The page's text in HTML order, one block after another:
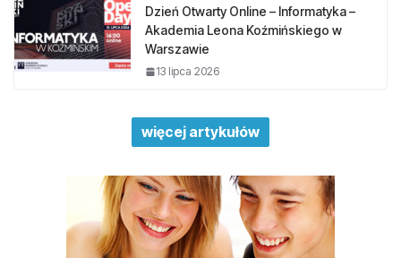
Dzień Otwarty Online – Informatyka –
Akademia Leona Koźmińskiego w
Warszawie
13 lipca 2026
więcej artykułów